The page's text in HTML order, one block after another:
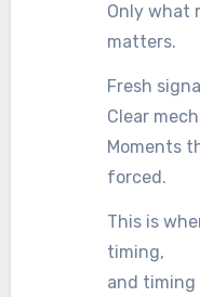
Only what
matters.
Fresh
Clear
Moments
forced.
This is
timing,
and